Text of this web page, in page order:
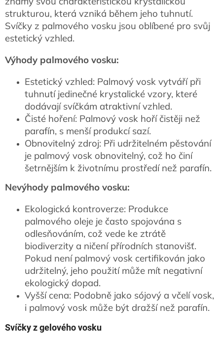
strukturou, která vzniká během jeho tuhnutí.
Svíčky z palmového vosku jsou oblíbené pro svůj
estetický vzhled.
Výhody palmového vosku:
Estetický vzhled: Palmový vosk vytváří při
tuhnutí jedinečné krystalické vzory, které
dodávají svíčkám atraktivní vzhled.
Čisté hoření: Palmový vosk hoří čistěji než
parafín, s menší produkcí sazí.
Obnovitelný zdroj: Při udržitelném pěstování
je palmový vosk obnovitelný, což ho činí
šetrnějším k životnímu prostředí než parafín.
Nevýhody palmového vosku:
Ekologická kontroverze: Produkce
palmového oleje je často spojována s
odlesňováním, což vede ke ztrátě
biodiverzity a ničení přírodních stanovišť.
Pokud není palmový vosk certifikován jako
udržitelný, jeho použití může mít negativní
ekologický dopad.
Vyšší cena: Podobně jako sójový a včelí vosk,
i palmový vosk může být dražší než parafín.
Svíčky z gelového vosku